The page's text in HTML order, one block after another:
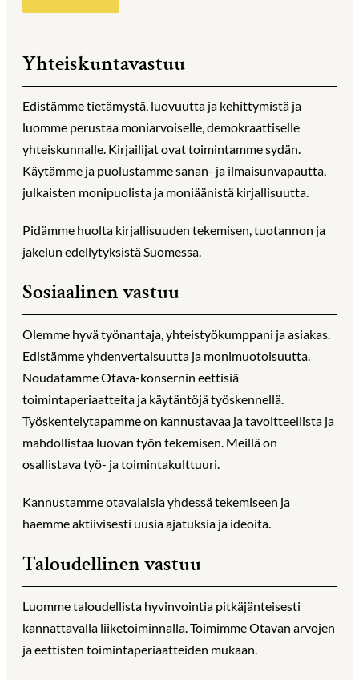
Yhteiskuntavastuu
Edistämme tietämystä, luovuutta ja kehittymistä ja
luomme perustaa moniarvoiselle, demokraattiselle
yhteiskunnalle. Kirjailijat ovat toimintamme sydän.
Käytämme ja puolustamme sanan- ja ilmaisunvapautta,
julkaisten monipuolista ja moniäänistä kirjallisuutta.
Pidämme huolta kirjallisuuden tekemisen, tuotannon ja
jakelun edellytyksistä Suomessa.
Sosiaalinen vastuu
Olemme hyvä työnantaja, yhteistyökumppani ja asiakas.
Edistämme yhdenvertaisuutta ja monimuotoisuutta.
Noudatamme Otava-konsernin eettisiä
toimintaperiaatteita ja käytäntöjä työskennellä.
Työskentelytapamme on kannustavaa ja tavoitteellista ja
mahdollistaa luovan työn tekemisen. Meillä on
osallistava työ- ja toimintakulttuuri.
Kannustamme otavalaisia yhdessä tekemiseen ja
haemme aktiivisesti uusia ajatuksia ja ideoita.
Taloudellinen vastuu
Luomme taloudellista hyvinvointia pitkäjänteisesti
kannattavalla liiketoiminnalla. Toimimme Otavan arvojen
ja eettisten toimintaperiaatteiden mukaan.